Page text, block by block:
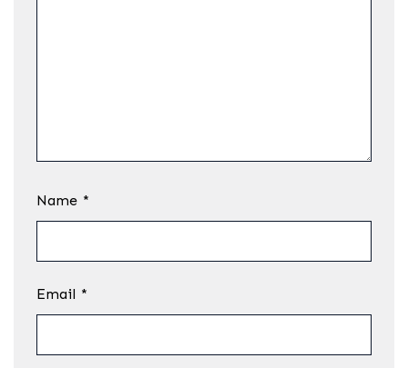
Name *
Email *